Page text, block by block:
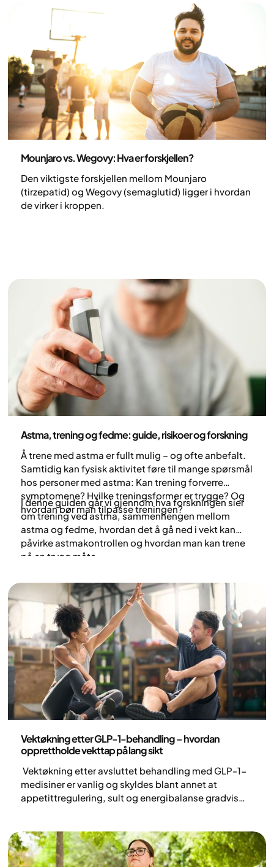
Mounjaro vs. Wegovy: Hva er forskjellen?
Den viktigste forskjellen mellom Mounjaro
(tirzepatid) og Wegovy (semaglutid) ligger i hvordan
de virker i kroppen.
Astma, trening og fedme: guide, risikoer og forskning
Å trene med astma er fullt mulig – og ofte anbefalt.
Samtidig kan fysisk aktivitet føre til mange spørsmål
hos personer med astma: Kan trening forverre
symptomene? Hvilke treningsformer er trygge? Og
hvordan bør man tilpasse treningen?
I denne guiden går vi gjennom hva forskningen sier
om trening ved astma, sammenhengen mellom
astma og fedme, hvordan det å gå ned i vekt kan
påvirke astmakontrollen og hvordan man kan trene
på en trygg måte.
Vektøkning etter GLP-1-behandling – hvordan
opprettholde vekttap på lang sikt
Vektøkning etter avsluttet behandling med GLP-1-
medisiner er vanlig og skyldes blant annet at
appetittregulering, sult og energibalanse gradvis
der biologiske mekanismer påvirker både sult,
metthetsfølelse og kroppsvekt over tid.